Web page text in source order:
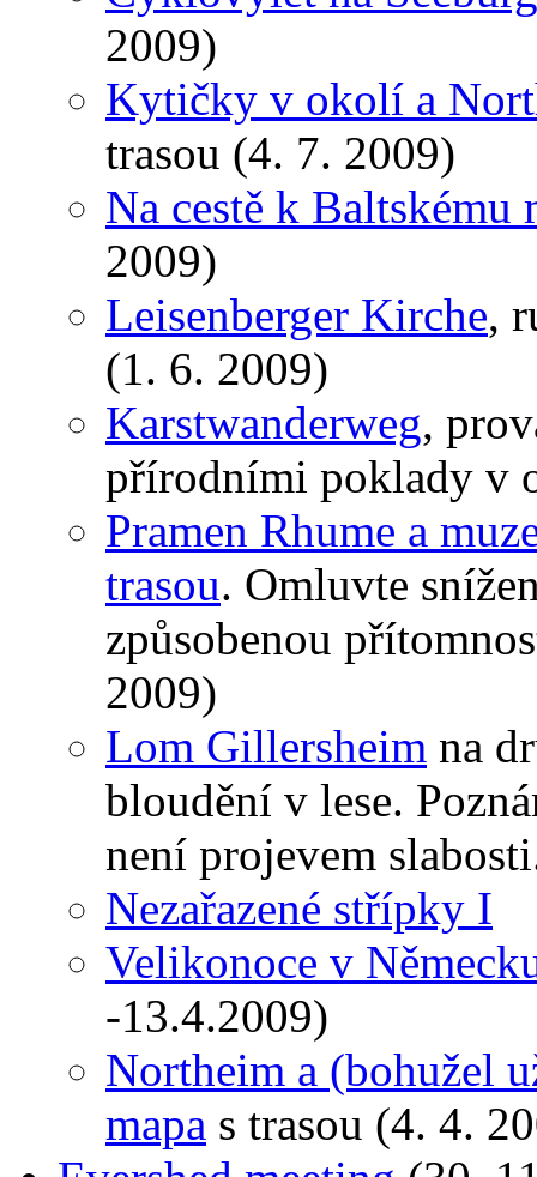
2009)
Kytičky v okolí a
trasou (4. 7. 2009)
Na cestě k Baltskému
2009)
Leisenberger Kirche,
(1. 6. 2009)
Karstwanderweg,
přírodními poklady v
Pramen Rhume a
trasou. Omluvte
způsobenou
2009)
Lom Gillersheim na
bloudění v lese.
není projevem
Nezařazené střípky I
Velikonoce v
-13.4.2009)
Northeim a (bohužel
mapa s trasou (4. 4.